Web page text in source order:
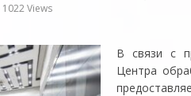
1022 Views
В связи с
Центра